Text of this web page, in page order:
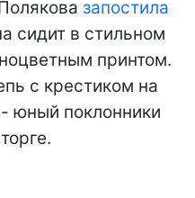
запостила
сидит в стильном
принтом.
с крестиком на
юный поклонники